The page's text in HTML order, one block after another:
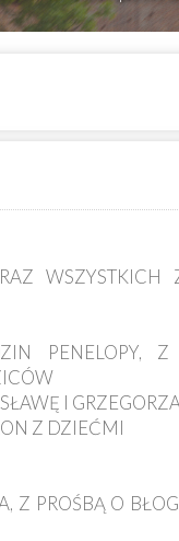
WSZYSTKICH
PENELOPY, Z
I GRZEGORZA
Z DZIEĆMI
PROŚBĄ O